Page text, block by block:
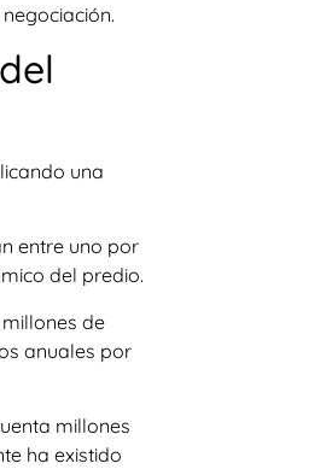
una
entre uno por
del predio.
de
anuales por
millones
ha existido